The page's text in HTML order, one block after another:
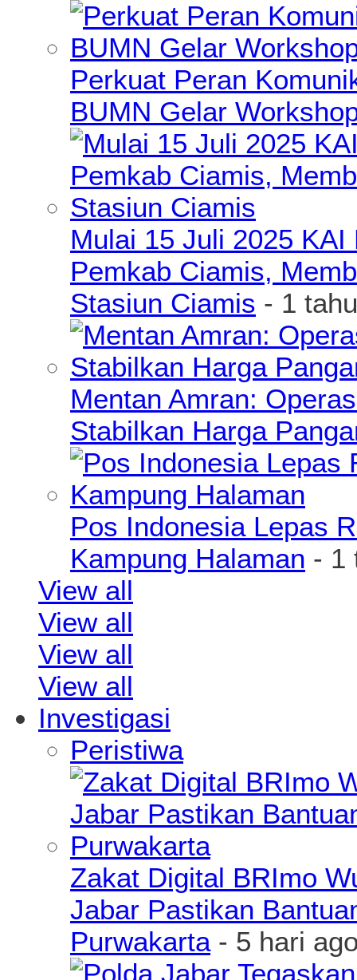
Perkuat Peran
BUMN Gelar
Mulai 15 Juli 2025
Pemkab Ciamis,
Stasiun Ciamis - 1
Mentan Amran:
Stabilkan Harga
Pos Indonesia Lepas
Kampung Halaman - 1
View all
View all
View all
View all
Investigasi
Peristiwa
Zakat Digital BRImo
Jabar Pastikan
Purwakarta- 5 hari